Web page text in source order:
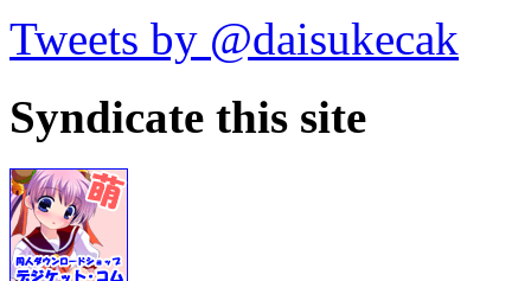
Tweets by @daisukecak
Syndicate this site